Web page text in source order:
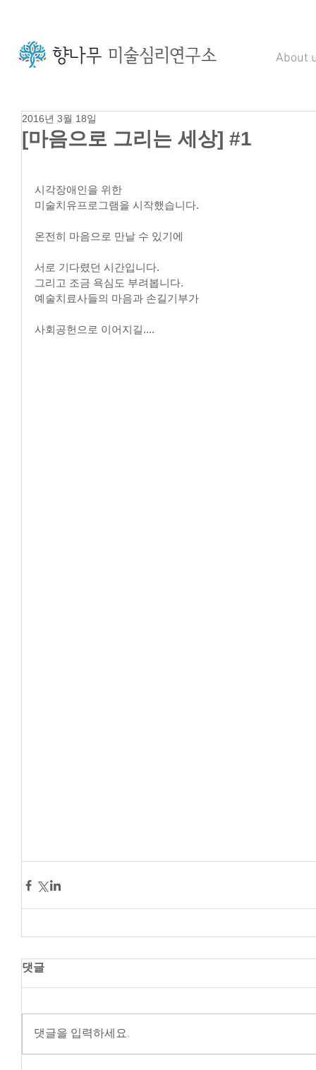
About
[마음으로 그리는 세상] #1
2016년 3월 18일
시각장애인을 위한
미술치유프로그램을 시작했습니다.
온전히 마음으로 만날 수 있기에
서로 기다렸던 시간입니다.
그리고 조금 욕심도 부려봅니다.
예술치료사들의 마음과 손길기부가
사회공헌으로 이어지길....
댓글
댓글을 입력하세요.